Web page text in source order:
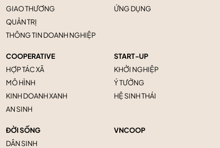
GIAO THƯƠNG
QUẢN TRỊ
THÔNG TIN DOANH NGHIỆP
ỨNG DỤNG
COOPERATIVE
HỢP TÁC XÃ
MÔ HÌNH
KINH DOANH XANH
AN SINH
START-UP
KHỞI NGHIỆP
Ý TƯỞNG
HỆ SINH THÁI
ĐỜI SỐNG
DÂN SINH
VNCOOP